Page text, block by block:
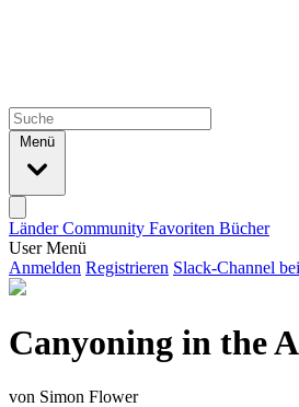
Menü
LänderCommunity Favoriten Bücher
User Menü
Anmelden Registrieren Slack-Channel
Canyoning in the
von Simon Flower